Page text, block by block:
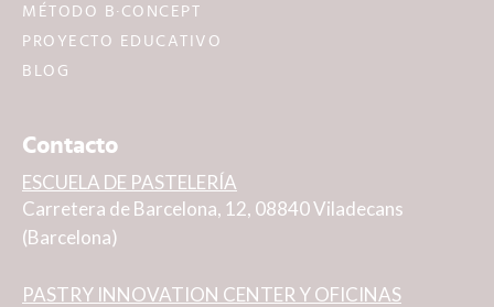
MÉTODO B·CONCEPT
PROYECTO EDUCATIVO
BLOG
Contacto
ESCUELA DE PASTELERÍA
Carretera de Barcelona, 12, 08840 Viladecans
(Barcelona)
PASTRY INNOVATION CENTER Y OFICINAS